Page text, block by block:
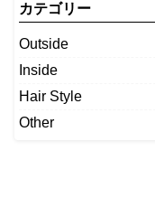
カテゴリー
Outside
Inside
Hair Style
Other